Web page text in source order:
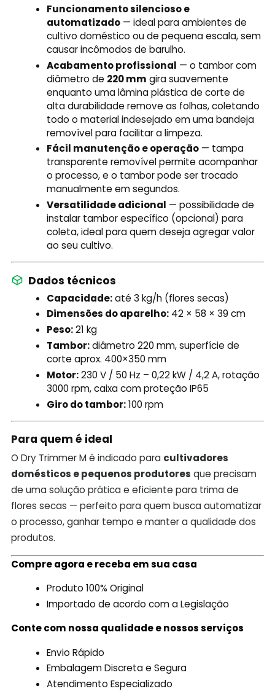
Funcionamento silencioso e
automatizado — ideal para ambientes de
cultivo doméstico ou de pequena escala, sem
causar incômodos de barulho.
Acabamento profissional — o tambor com
diâmetro de 220 mm gira suavemente
enquanto uma lâmina plástica de corte de
alta durabilidade remove as folhas, coletando
todo o material indesejado em uma bandeja
removível para facilitar a limpeza.
Fácil manutenção e operação — tampa
transparente removível permite acompanhar
o processo, e o tambor pode ser trocado
manualmente em segundos.
Versatilidade adicional — possibilidade de
instalar tambor específico (opcional) para
coleta, ideal para quem deseja agregar valor
ao seu cultivo.
Dados técnicos
Capacidade:até 3 kg/h (flores secas)
Dimensões do aparelho: 42 × 58 × 39 cm
Peso:21 kg
Tambor:diâmetro 220 mm, superfície de
corte aprox. 400×350 mm
Motor:230 V / 50 Hz – 0,22 kW / 4,2 A, rotação
3000 rpm, caixa com proteção IP65
Giro do tambor:100 rpm
Para quem é ideal
O Dry Trimmer M é indicado para cultivadores
domésticos e pequenos produtores que precisam
de uma solução prática e eficiente para trima de
flores secas — perfeito para quem busca automatizar
o processo, ganhar tempo e manter a qualidade dos
produtos.
Compre agora e receba em sua casa
Produto 100% Original
Importado de acordo com a Legislação
Conte com nossa qualidade e nossos serviços
Envio Rápido
Embalagem Discreta e Segura
Atendimento Especializado